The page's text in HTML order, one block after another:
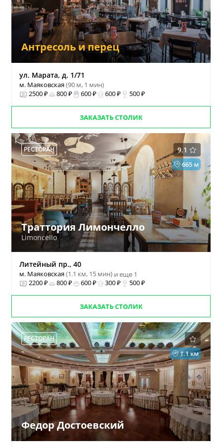
Антресоль и перец
ул. Марата, д. 1/71
м. Маяковская(90 м, 1 мин)
2500 ₽
800 ₽ 600 ₽ 600 ₽ 500 ₽
ЗАКАЗАТЬ СТОЛИК
9.1
РЕСТОРАН
665 м
Траттория Лимончелло
Limoncello
Литейный пр., 40
м. Маяковская(1.1 км, 15 мин) и еще 1
2200 ₽
800 ₽ 600 ₽ 300 ₽ 500 ₽
ЗАКАЗАТЬ СТОЛИК
РЕСТОРАН
1.1 км
Федор Достоевский